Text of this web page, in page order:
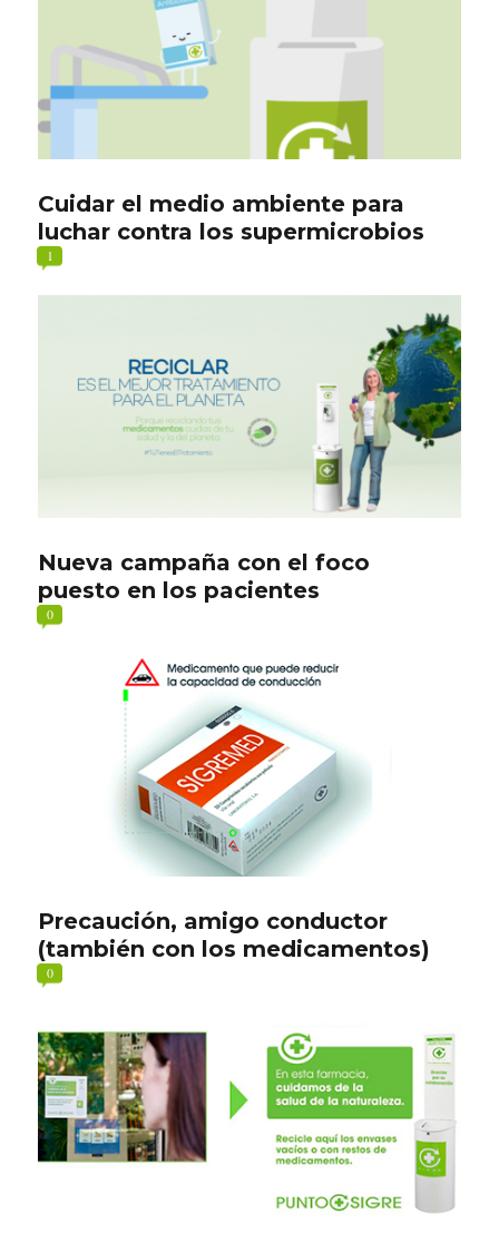
Cuidar el medio ambiente para
luchar contra los supermicrobios
1
Nueva campaña con el foco
puesto en los pacientes
0
Precaución, amigo conductor
(también con los medicamentos)
0